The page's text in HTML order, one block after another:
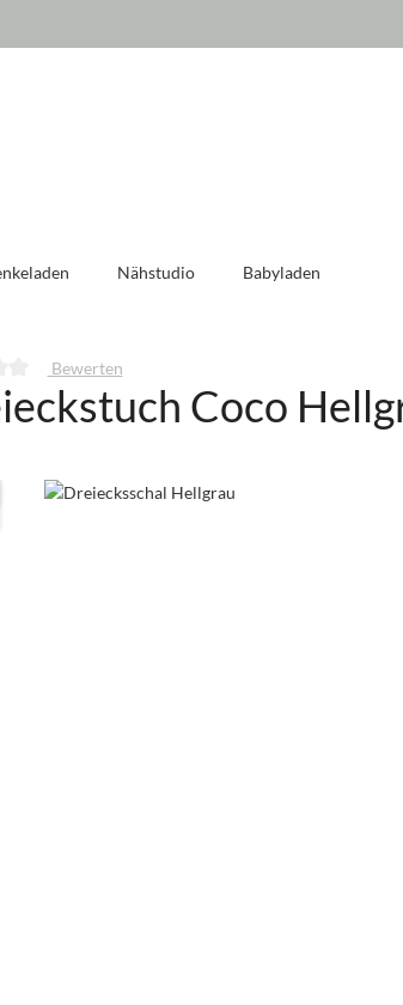
Nähstudio Babyladen
Bewertung von 0 von 5 Sternen
Bewerten
Coco
überspringen